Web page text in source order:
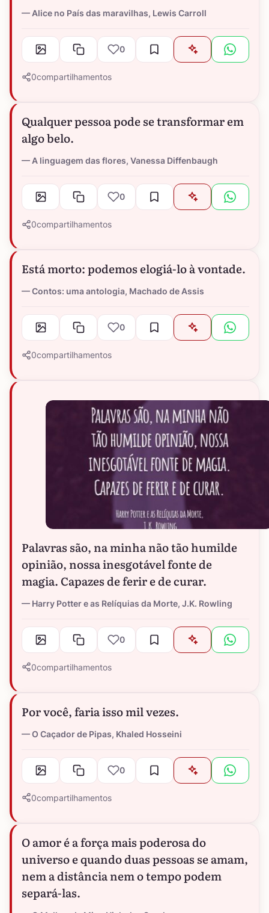
Alice no País das maravilhas, Lewis Carroll
0
0compartilhamentos
Qualquer pessoa pode se transformar em
algo belo.
A linguagem das flores, Vanessa Diffenbaugh
0
0compartilhamentos
Está morto: podemos elogiá-lo à vontade.
Contos: uma antologia, Machado de Assis
0
0compartilhamentos
Palavras são, na minha não tão humilde
opinião, nossa inesgotável fonte de
magia. Capazes de ferir e de curar.
Harry Potter e as Relíquias da Morte, J.K. Rowling
0
0compartilhamentos
Por você, faria isso mil vezes.
O Caçador de Pipas, Khaled Hosseini
0
0compartilhamentos
O amor é a força mais poderosa do
universo e quando duas pessoas se amam,
nem a distância nem o tempo podem
separá-las.